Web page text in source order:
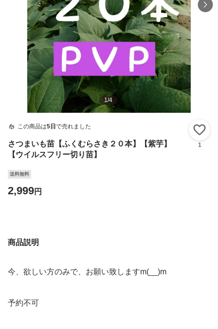
1/4
この商品は5日 で売れました
さつまいも苗【ふくむらさき２０本】【紫芋】
【ウイルスフリー切り苗】
1
送料無料
2,999円
商品説明
今、欲しい方のみで、お願い致しますm(__)m
予約不可